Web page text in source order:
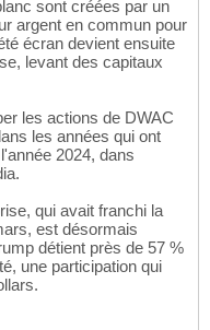
sont créées par un
argent en commun pour
écran devient ensuite
levant des capitaux
les actions de DWAC
les années qui ont
2024, dans
qui avait franchi la
est désormais
détient près de 57 %
une participation qui